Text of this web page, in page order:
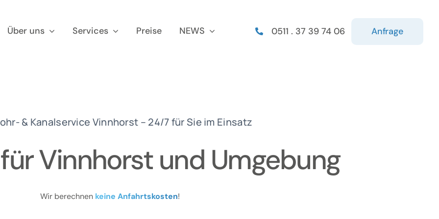
Über uns Services Preise NEWS 0511 . 37 39 74 06 Anfrage
& Kanalservice Vinnhorst – 24/7 für Sie im Einsatz
Vinnhorst und Umgebung
Wir berechnen keine Anfahrtskosten!